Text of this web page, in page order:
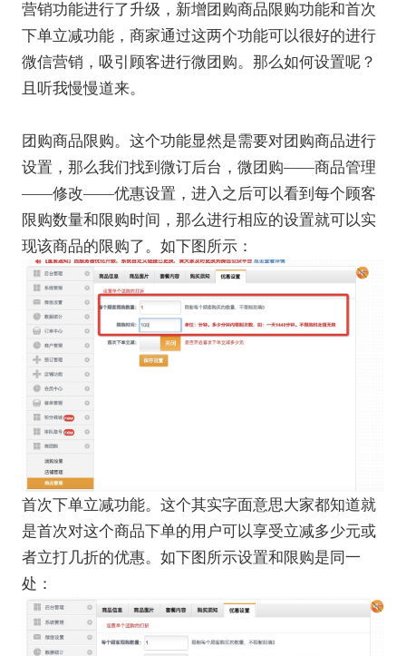
营销功能进行了升级，新增团购商品限购功能和首次
下单立减功能，商家通过这两个功能可以很好的进行
微信营销，吸引顾客进行微团购。那么如何设置呢？
且听我慢慢道来。
团购商品限购。这个功能显然是需要对团购商品进行
设置，那么我们找到微订后台，微团购——商品管理
——修改——优惠设置，进入之后可以看到每个顾客
限购数量和限购时间，那么进行相应的设置就可以实
现该商品的限购了。如下图所示：
首次下单立减功能。这个其实字面意思大家都知道就
是首次对这个商品下单的用户可以享受立减多少元或
者立打几折的优惠。如下图所示设置和限购是同一
处：